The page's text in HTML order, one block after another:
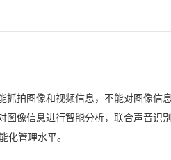
拍图像和视频信息，不能对图像信
像信息进行智能分析，联合声音识
管理水平。